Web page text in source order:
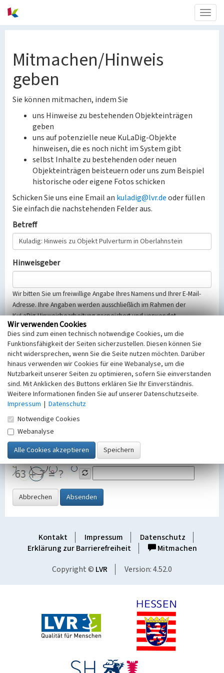
Mitmachen/Hinweis
geben
Sie können mitmachen, indem Sie
uns Hinweise zu bestehenden Objekteinträgen
geben
uns auf potenzielle neue KuLaDig-Objekte
hinweisen, die es noch nicht im System gibt
selbst Inhalte zu bestehenden oder neuen
Objekteinträgen beisteuern oder uns zum Beispiel
historische oder eigene Fotos schicken
Schicken Sie uns eine Email an kuladig@lvr.deoder füllen
Sie einfach die nachstehenden Felder aus.
Betreff
Hinweisgeber
Wir bitten Sie um freiwillige Angabe Ihres Namens und Ihrer E-Mail-
Adresse. Ihre Angaben werden ausschließlich im Rahmen der
KuLaDig-Hinweisbearbeitung gespeichert und verwendet.
Selbstverständlich werden diese entsprechend der Vorschriften des
Telemediengesetzes, des Datenschutzgesetzes NRW und der seit
dem 25.05.2018 gültigen Europäischen Datenschutzgrundverordnung
(EU-DSGVO) vertraulich behandelt, beachten Sie bitte unsere
Hinweise zumDatenschutz
Nachricht
SicherheitsabfrageTragen Sie unten das Rechenergebnis aus der
Grafik ein
Abbrechen Absenden
Kontakt Impressum
Datenschutz
Erklärung zur Barrierefreiheit
Mitmachen
Copyright © LVR Version: 4.52.0
Wir verwenden Cookies
Dies sind zum einen technisch notwendige Cookies, um die
Funktionsfähigkeit der Seiten sicherzustellen. Diesen können Sie
nicht widersprechen, wenn Sie die Seite nutzen möchten. Darüber
hinaus verwenden wir Cookies für eine Webanalyse, um die
Nutzbarkeit unserer Seiten zu optimieren, sofern Sie einverstanden
sind. Mit Anklicken des Buttons erklären Sie Ihr Einverständnis.
Weitere Informationen finden Sie auf unserer Datenschutzseite.
Impressum | Datenschutz
Notwendige Cookies
Webanalyse